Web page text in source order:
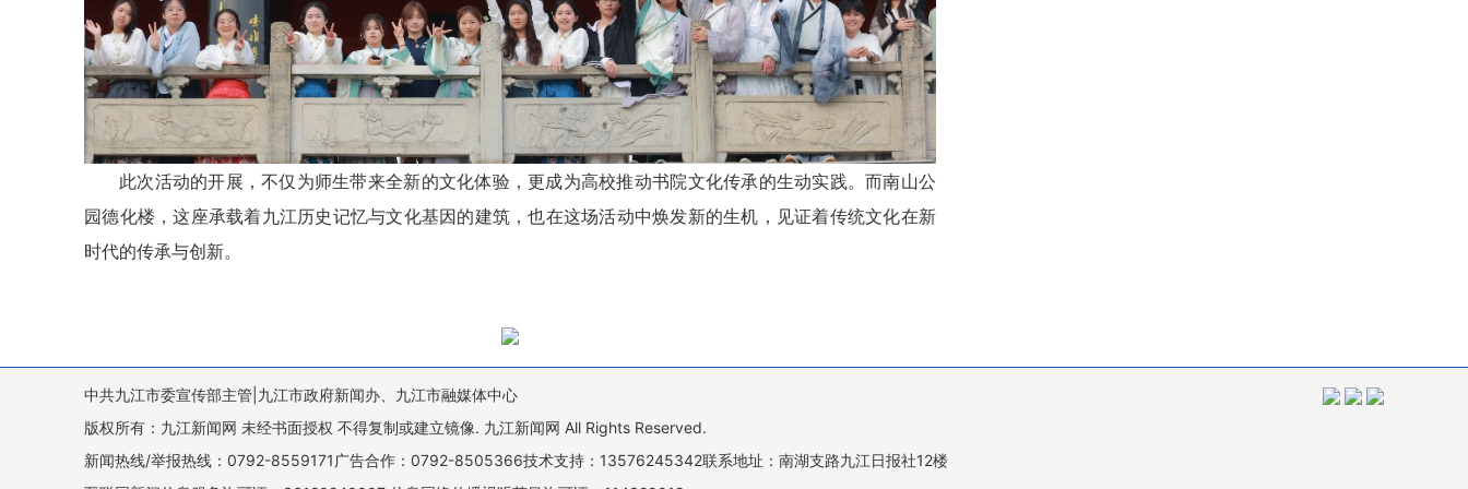
此次活动的开展，不仅为师生带来全新的文化体验，更成为高校推动书院文化传承的生动实践。而南山公
园德化楼，这座承载着九江历史记忆与文化基因的建筑，也在这场活动中焕发新的生机，见证着传统文化在新
时代的传承与创新。
中共九江市委宣传部主管|九江市政府新闻办、九江市融媒体中心
版权所有：九江新闻网 未经书面授权 不得复制或建立镜像. 九江新闻网 All Rights Reserved.
新闻热线/举报热线：0792-8559171广告合作：0792-8505366技术支持：13576245342联系地址：南湖支路九江日报社12楼